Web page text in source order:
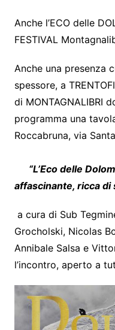
Anche l’ECO delle
FESTIVAL
Anche una presenza
spessore, a
di MONTAGNALIBRI
programma una
Roccabruna, via
“L’Eco delle
affascinante, ricca
a cura di Sub
Grocholski, Nicolas
Annibale Salsa e
l’incontro, aperto a